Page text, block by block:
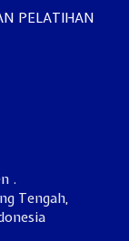
PELATIHAN
.
Tengah,